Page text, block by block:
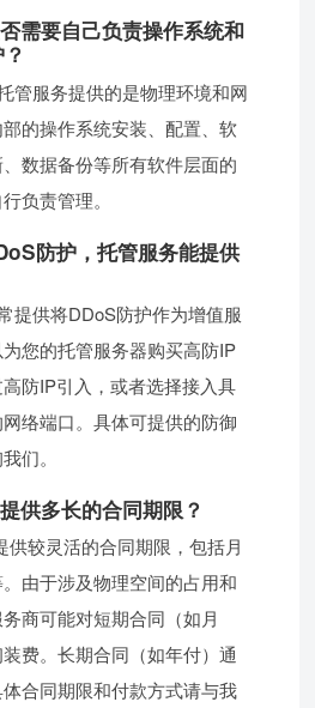
需要自己负责操作系统和
管服务提供的是物理环境和网
的操作系统安装、配置、软
数据备份等所有软件层面的
负责管理。
防护，托管服务能提供
提供将DDoS防护作为增值服
您的托管服务器购买高防IP
防IP引入，或者选择接入具
络端口。具体可提供的防御
们。
供多长的合同期限？
供较灵活的合同期限，包括月
由于涉及物理空间的占用和
商可能对短期合同（如月
费。长期合同（如年付）通
合同期限和付款方式请与我